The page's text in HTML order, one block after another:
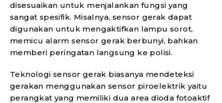
disesuaikan untuk menjalankan fungsi yang
sangat spesifik. Misalnya, sensor gerak dapat
digunakan untuk mengaktifkan lampu sorot,
memicu alarm sensor gerak berbunyi, bahkan
memberi peringatan langsung ke polisi.
Teknologi sensor gerak biasanya mendeteksi
gerakan menggunakan sensor piroelektrik yaitu
perangkat yang memiliki dua area dioda fotoaktif